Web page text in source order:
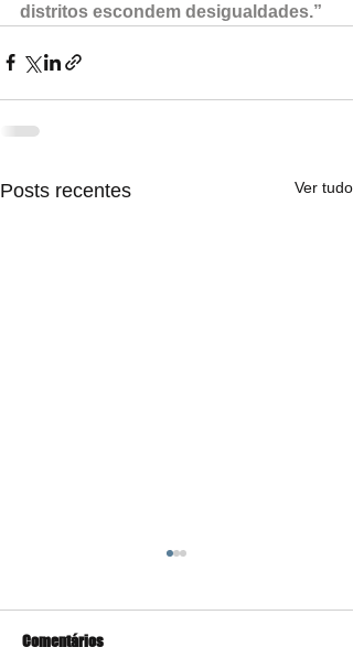
distritos escondem desigualdades.”
Posts recentes Ver tudo
Comentários